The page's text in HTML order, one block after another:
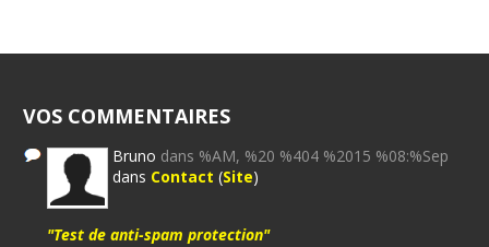
VOS COMMENTAIRES
Bruno dans %AM, %20 %404 %2015 %08:%Sep
dans Contact (Site)
"Test de anti-spam protection"